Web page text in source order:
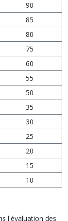
90
85
80
75
60
55
50
35
30
25
20
15
10
l'évaluation des